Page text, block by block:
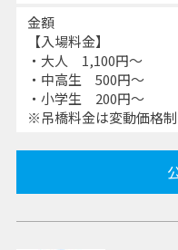
金額
【入場料金】
・大人 1,100円～
・中高生 500円～
・小学生 200円～
※吊橋料金は変動価格制